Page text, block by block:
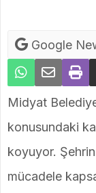
Google
Midyat
konusundaki
koyuyor.
mücadele